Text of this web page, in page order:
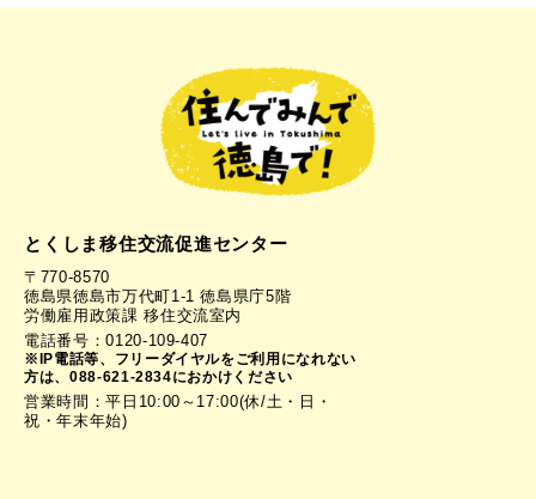
とくしま移住交流促進センター
〒770-8570
徳島県徳島市万代町1-1 徳島県庁5階
労働雇用政策課 移住交流室内
電話番号：0120-109-407
※IP電話等、フリーダイヤルをご利用になれない
方は、088-621-2834におかけください
営業時間：平日10:00～17:00(休/土・日・
祝・年末年始)